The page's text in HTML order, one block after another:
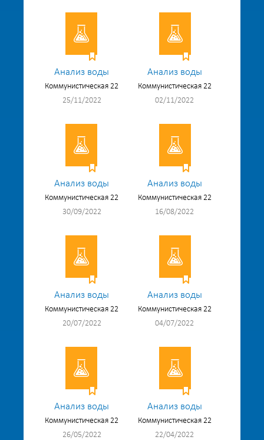
Анализ воды
Коммунистическая 22
25/11/2022
Анализ воды
Коммунистическая 22
02/11/2022
Анализ воды
Коммунистическая 22
30/09/2022
Анализ воды
Коммунистическая 22
16/08/2022
Анализ воды
Коммунистическая 22
20/07/2022
Анализ воды
Коммунистическая 22
04/07/2022
Анализ воды
Коммунистическая 22
26/05/2022
Анализ воды
Коммунистическая 22
22/04/2022